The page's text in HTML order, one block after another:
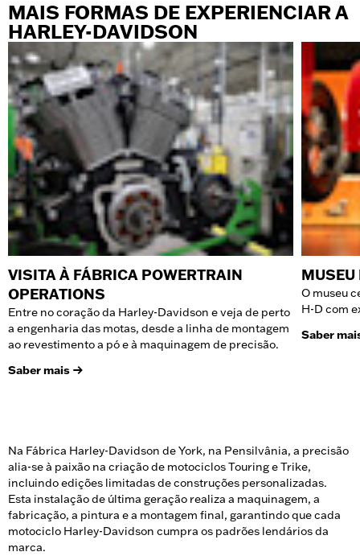
MAIS FORMAS DE EXPERIENCIAR A
HARLEY-DAVIDSON
VISITA À FÁBRICA POWERTRAIN
OPERATIONS
Entre no coração da Harley-Davidson e veja de perto
a engenharia das motas, desde a linha de montagem
ao revestimento a pó e à maquinagem de precisão.
Saber mais
MUSEU
O museu
H-D com
Saber
Na Fábrica Harley-Davidson de York, na Pensilvânia, a precisão
alia-se à paixão na criação de motociclos Touring e Trike,
incluindo edições limitadas de construções personalizadas.
Esta instalação de última geração realiza a maquinagem, a
fabricação, a pintura e a montagem final, garantindo que cada
motociclo Harley-Davidson cumpra os padrões lendários da
marca.